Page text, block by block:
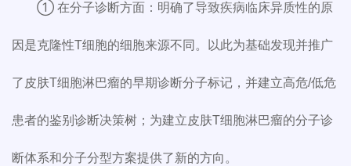
① 在分子诊断方面：明确了导致疾病临床异质性的原
因是克隆性T细胞的细胞来源不同。以此为基础发现并推广
了皮肤T细胞淋巴瘤的早期诊断分子标记，并建立高危/低危
患者的鉴别诊断决策树；为建立皮肤T细胞淋巴瘤的分子诊
断体系和分子分型方案提供了新的方向。